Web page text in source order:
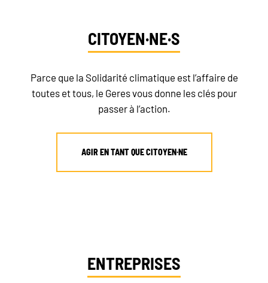
CITOYEN·NE·S
Parce que la Solidarité climatique est l’affaire de
toutes et tous, le Geres vous donne les clés pour
passer à l’action.
AGIR EN TANT QUE CITOYEN·NE
ENTREPRISES